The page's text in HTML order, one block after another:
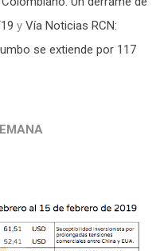
y Vía Noticias RCN:
se extiende por 117